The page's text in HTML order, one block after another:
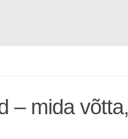
– mida võtta,